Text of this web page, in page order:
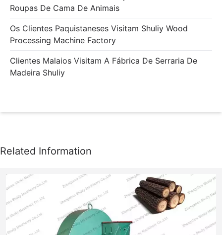
Roupas De Cama De Animais
Os Clientes Paquistaneses Visitam Shuliy Wood
Processing Machine Factory
Clientes Malaios Visitam A Fábrica De Serraria De
Madeira Shuliy